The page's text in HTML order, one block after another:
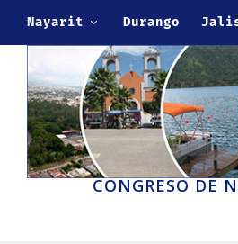
Nayarit Durango
CONGRESO DE